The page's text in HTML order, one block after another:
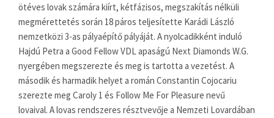
ötéves lovak számára kiírt, kétfázisos, megszakítás nélküli
megmérettetés során 18 páros teljesítette Karádi László
nemzetközi 3-as pályaépítő pályáját. A nyolcadikként induló
Hajdú Petra a Good Fellow VDL apaságú Next Diamonds W.G.
nyergében megszerezte és meg is tartotta a vezetést. A
második és harmadik helyet a román Constantin Cojocariu
szerezte meg Caroly 1 és Follow Me For Pleasure nevű
lovaival. A lovas rendszeres résztvevője a Nemzeti Lovardában